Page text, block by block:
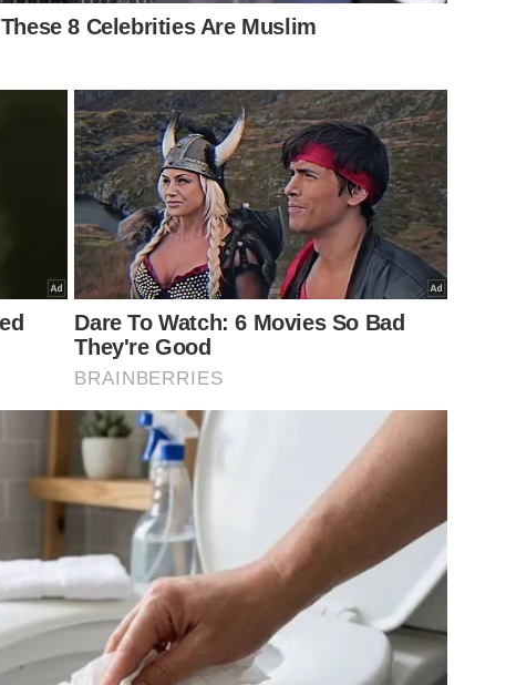
de cetáceos pré-históricos e auxiliam a compreensão da evolução
Imagem gerada por inteligência artificial